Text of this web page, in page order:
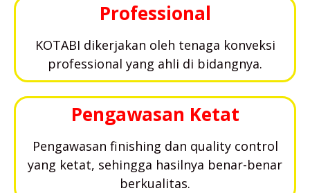
Professional
KOTABI dikerjakan oleh tenaga konveksi
professional yang ahli di bidangnya.
Pengawasan Ketat
Pengawasan finishing dan quality control
yang ketat, sehingga hasilnya benar-benar
berkualitas.